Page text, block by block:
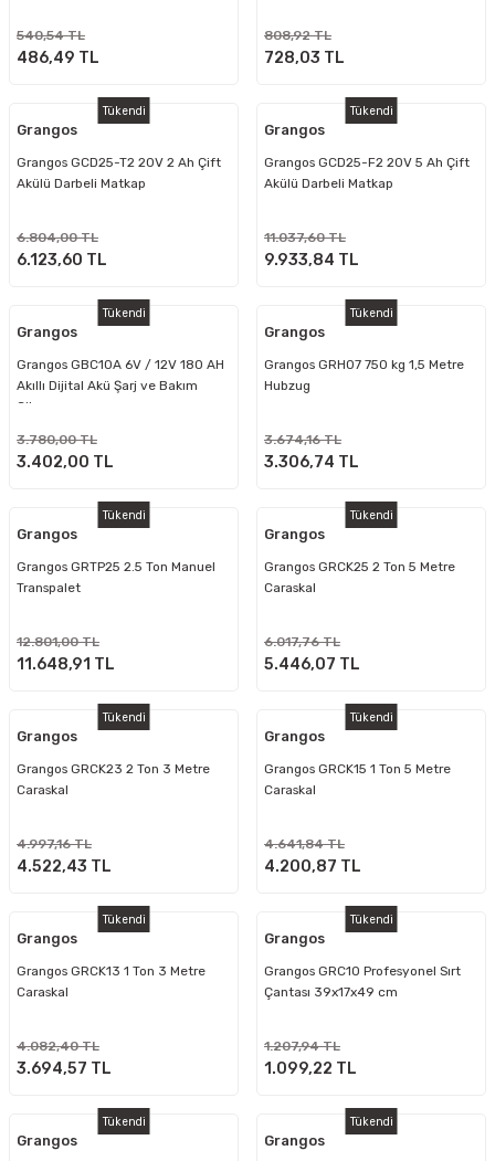
540,54 TL
486,49 TL
808,92 TL
728,03 TL
Tükendi
Grangos
Grangos GCD25-T2 20V 2 Ah Çift
Akülü Darbeli Matkap
6.804,00 TL
6.123,60 TL
Tükendi
Grangos
Grangos GCD25-F2 20V 5 Ah Çift
Akülü Darbeli Matkap
11.037,60 TL
9.933,84 TL
Tükendi
Grangos
Grangos GBC10A 6V / 12V 180 AH
Akıllı Dijital Akü Şarj ve Bakım
Cihazı
3.780,00 TL
3.402,00 TL
Tükendi
Grangos
Grangos GRH07 750 kg 1,5 Metre
Hubzug
3.674,16 TL
3.306,74 TL
Tükendi
Grangos
Grangos GRTP25 2.5 Ton Manuel
Transpalet
12.801,00 TL
11.648,91 TL
Tükendi
Grangos
Grangos GRCK25 2 Ton 5 Metre
Caraskal
6.017,76 TL
5.446,07 TL
Tükendi
Grangos
Grangos GRCK23 2 Ton 3 Metre
Caraskal
4.997,16 TL
4.522,43 TL
Tükendi
Grangos
Grangos GRCK15 1 Ton 5 Metre
Caraskal
4.641,84 TL
4.200,87 TL
Tükendi
Grangos
Grangos GRCK13 1 Ton 3 Metre
Caraskal
4.082,40 TL
3.694,57 TL
Tükendi
Grangos
Grangos GRC10 Profesyonel Sırt
Çantası 39x17x49 cm
1.207,94 TL
1.099,22 TL
Tükendi
Grangos
Tükendi
Grangos